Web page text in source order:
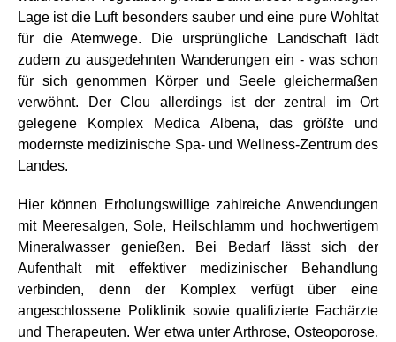
Lage ist die Luft besonders sauber und eine pure Wohltat
für die Atemwege. Die ursprüngliche Landschaft lädt
zudem zu ausgedehnten Wanderungen ein - was schon
für sich genommen Körper und Seele gleichermaßen
verwöhnt. Der Clou allerdings ist der zentral im Ort
gelegene Komplex Medica Albena, das größte und
modernste medizinische Spa- und Wellness-Zentrum des
Landes.
Hier können Erholungswillige zahlreiche Anwendungen
mit Meeresalgen, Sole, Heilschlamm und hochwertigem
Mineralwasser genießen. Bei Bedarf lässt sich der
Aufenthalt mit effektiver medizinischer Behandlung
verbinden, denn der Komplex verfügt über eine
angeschlossene Poliklinik sowie qualifizierte Fachärzte
und Therapeuten. Wer etwa unter Arthrose, Osteoporose,